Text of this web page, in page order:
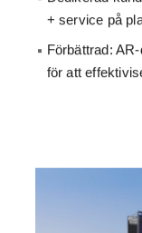
trafikstöd,